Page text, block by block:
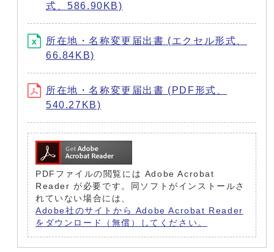
式、586.90KB)
所在地・名称変更届出書 (エクセル形式、
66.84KB)
所在地・名称変更届出書 (PDF形式、
540.27KB)
PDFファイルの閲覧には Adobe Acrobat
Reader が必要です。同ソフトがインストールさ
れていない場合には、
Adobe社のサイトから Adobe Acrobat Reader
をダウンロード（無償）してください。